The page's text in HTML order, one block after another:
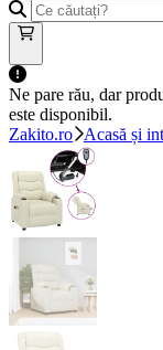
Ne pare rău, dar
este disponibil.
Zakito.ro
Acasă și